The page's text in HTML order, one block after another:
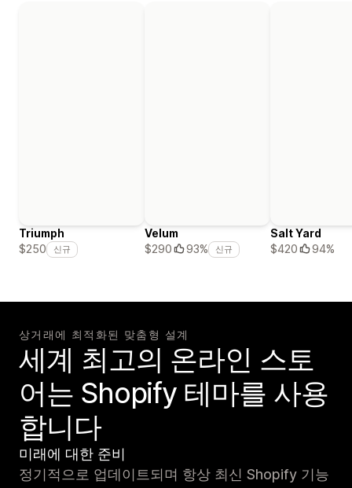
Triumph
$250
신규
Velum
$290
93% 신규
Salt Yard
$420
94%
상거래에 최적화된 맞춤형 설계
세계 최고의 온라인 스토
어는 Shopify 테마를 사용
합니다
미래에 대한 준비
정기적으로 업데이트되며 항상 최신 Shopify 기능